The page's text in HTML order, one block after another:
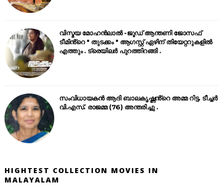
വിസ്മയ മോഹൻലാൽ -ജൂഡ് ആന്തണി ജോസഫ്
ടീമിൻ്റെ " തുടക്കം " ആഗസ്റ്റ് ഏഴിന് തിയേറ്ററുകളിൽ
എത്തും . ട്രെയിലർ പുറത്തിറങ്ങി .
സംവിധായകൻ ആദി ബാലകൃഷ്ണൻ്റെ അമ്മ റിട്ട. ടീച്ചർ
വി.എസ്. രാജമ്മ (76) അന്തരിച്ചു .
HIGHTEST COLLECTION MOVIES IN
MALAYALAM